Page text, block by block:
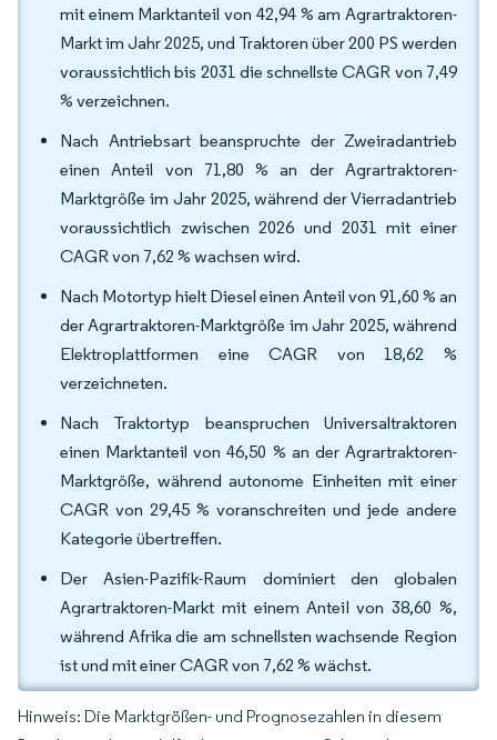
mit einem Marktanteil von 42,94 % am Agrartraktoren-
Markt im Jahr 2025, und Traktoren über 200 PS werden
voraussichtlich bis 2031 die schnellste CAGR von 7,49
% verzeichnen.
Nach Antriebsart beanspruchte der Zweiradantrieb
einen Anteil von 71,80 % an der Agrartraktoren-
Marktgröße im Jahr 2025, während der Vierradantrieb
voraussichtlich zwischen 2026 und 2031 mit einer
CAGR von 7,62 % wachsen wird.
Nach Motortyp hielt Diesel einen Anteil von 91,60 % an
der Agrartraktoren-Marktgröße im Jahr 2025, während
Elektroplattformen eine CAGR von 18,62 %
verzeichneten.
Nach Traktortyp beanspruchen Universaltraktoren
einen Marktanteil von 46,50 % an der Agrartraktoren-
Marktgröße, während autonome Einheiten mit einer
CAGR von 29,45 % voranschreiten und jede andere
Kategorie übertreffen.
Der Asien-Pazifik-Raum dominiert den globalen
Agrartraktoren-Markt mit einem Anteil von 38,60 %,
während Afrika die am schnellsten wachsende Region
ist und mit einer CAGR von 7,62 % wächst.
Hinweis: Die Marktgrößen- und Prognosezahlen in diesem